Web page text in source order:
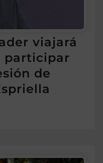
viajará
participar
de